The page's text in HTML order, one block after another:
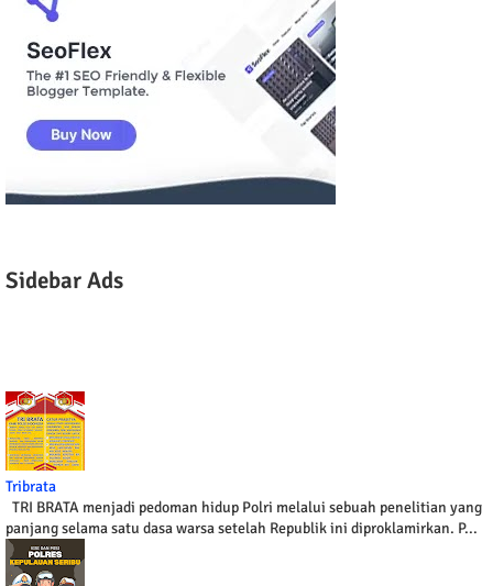
Sidebar Ads
Tribrata
TRI BRATA menjadi pedoman hidup Polri melalui sebuah penelitian yang
panjang selama satu dasa warsa setelah Republik ini diproklamirkan. P...